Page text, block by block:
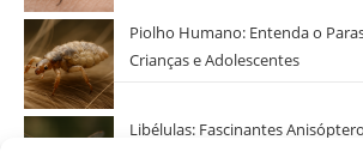
Piolho Humano: Entenda o
Crianças e Adolescentes
Libélulas: Fascinantes